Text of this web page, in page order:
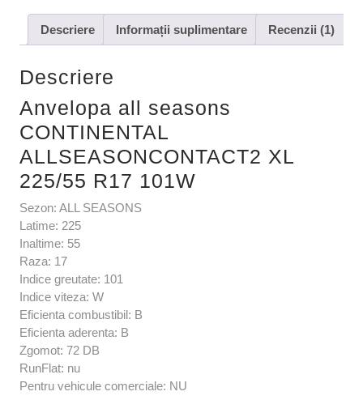
Descriere Informații suplimentare Recenzii (1)
Descriere
Anvelopa all seasons
CONTINENTAL
ALLSEASONCONTACT2 XL
225/55 R17 101W
Sezon: ALL SEASONS
Latime: 225
Inaltime: 55
Raza: 17
Indice greutate: 101
Indice viteza: W
Eficienta combustibil: B
Eficienta aderenta: B
Zgomot: 72 DB
RunFlat: nu
Pentru vehicule comerciale: NU